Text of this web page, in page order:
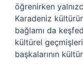
öğrenirken
Karadeniz
bağlamı da
kültürel
başkalarının